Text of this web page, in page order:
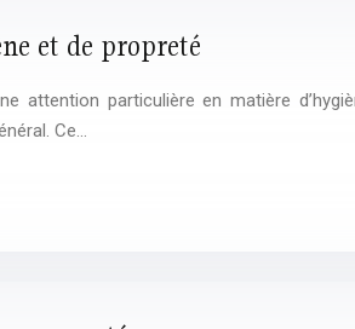
et de propreté
particulière en matière
Ce…